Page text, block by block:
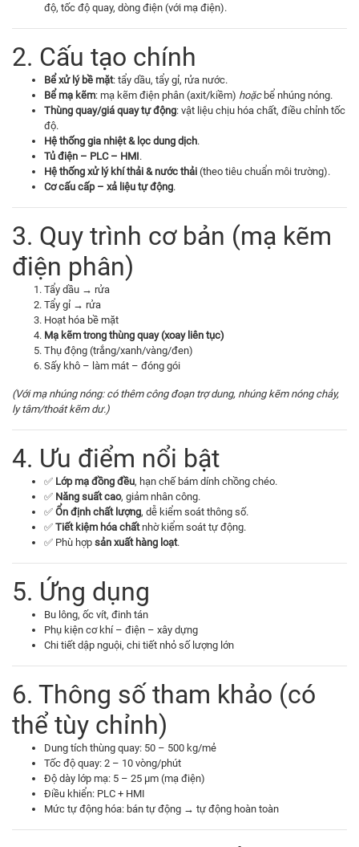
độ, tốc độ quay, dòng điện (với mạ điện).
2. Cấu tạo chính
Bể xử lý bề mặt: tẩy dầu, tẩy gỉ, rửa nước.
Bể mạ kẽm: mạ kẽm điện phân (axit/kiềm) hoặcbể nhúng nóng.
Thùng quay/giá quay tự động: vật liệu chịu hóa chất, điều chỉnh tốc
độ.
Hệ thống gia nhiệt & lọc dung dịch.
Tủ điện – PLC – HMI.
Hệ thống xử lý khí thải & nước thải (theo tiêu chuẩn môi trường).
Cơ cấu cấp – xả liệu tự động.
3. Quy trình cơ bản (mạ kẽm
điện phân)
Tẩy dầu → rửa
Tẩy gỉ → rửa
Hoạt hóa bề mặt
Mạ kẽm trong thùng quay (xoay liên tục)
Thụ động (trắng/xanh/vàng/đen)
Sấy khô – làm mát – đóng gói
(Với mạ nhúng nóng: có thêm công đoạn trợ dung, nhúng kẽm nóng chảy,
ly tâm/thoát kẽm dư.)
4. Ưu điểm nổi bật
✅ Lớp mạ đồng đều, hạn chế bám dính chồng chéo.
✅ Năng suất cao, giảm nhân công.
✅ Ổn định chất lượng, dễ kiểm soát thông số.
✅ Tiết kiệm hóa chấtnhờ kiểm soát tự động.
✅ Phù hợp sản xuất hàng loạt.
5. Ứng dụng
Bu lông, ốc vít, đinh tán
Phụ kiện cơ khí – điện – xây dựng
Chi tiết dập nguội, chi tiết nhỏ số lượng lớn
6. Thông số tham khảo (có
thể tùy chỉnh)
Dung tích thùng quay: 50 – 500 kg/mẻ
Tốc độ quay: 2 – 10 vòng/phút
Độ dày lớp mạ: 5 – 25 µm (mạ điện)
Điều khiển: PLC + HMI
Mức tự động hóa: bán tự động → tự động hoàn toàn